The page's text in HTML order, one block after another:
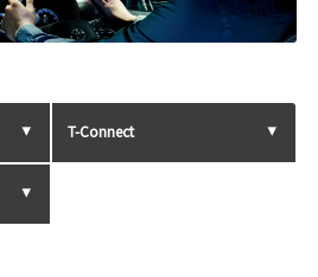
T-Connect